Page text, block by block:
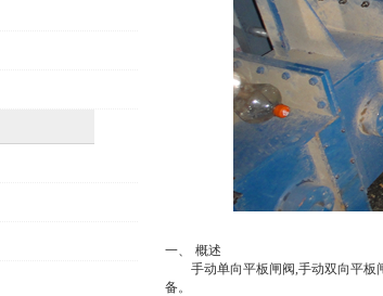
[25-12-17]
[25-11-19]
日分享】熟料散装机的结构组成及操作使用流程 [25-09-
[25-07-24]
[25-06-06]
刮板取料机的结构特征及应用 [25-03-20]
一、
概述
手动单向平板闸阀,手动双向平
备。